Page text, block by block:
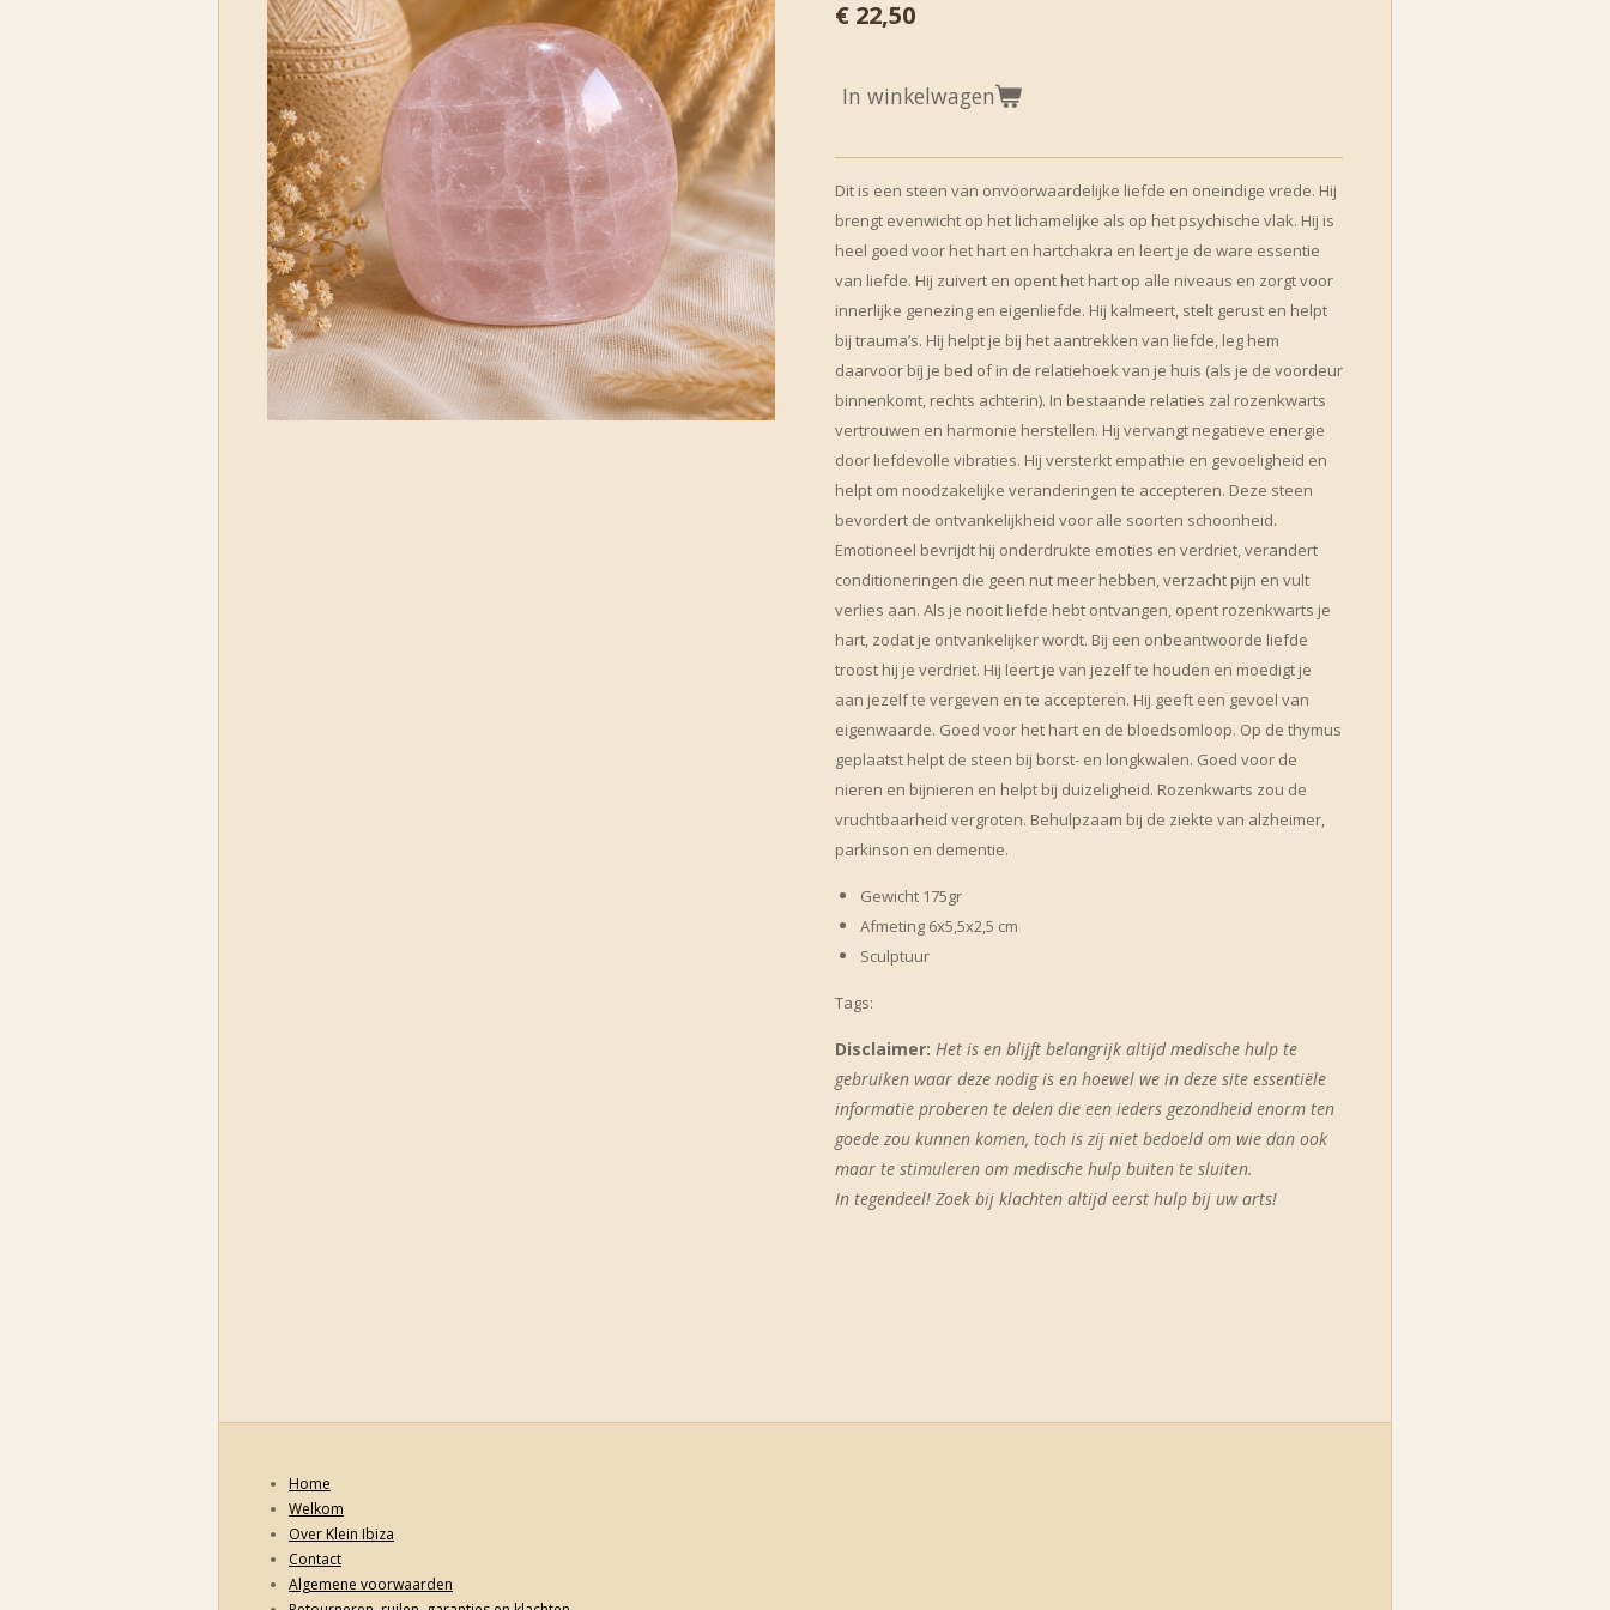
€ 22,50
In winkelwagen
Dit is een steen van onvoorwaardelijke liefde en oneindige vrede. Hij
brengt evenwicht op het lichamelijke als op het psychische vlak. Hij is
heel goed voor het hart en hartchakra en leert je de ware essentie
van liefde. Hij zuivert en opent het hart op alle niveaus en zorgt voor
innerlijke genezing en eigenliefde. Hij kalmeert, stelt gerust en helpt
bij trauma’s. Hij helpt je bij het aantrekken van liefde, leg hem
daarvoor bij je bed of in de relatiehoek van je huis (als je de voordeur
binnenkomt, rechts achterin). In bestaande relaties zal rozenkwarts
vertrouwen en harmonie herstellen. Hij vervangt negatieve energie
door liefdevolle vibraties. Hij versterkt empathie en gevoeligheid en
helpt om noodzakelijke veranderingen te accepteren. Deze steen
bevordert de ontvankelijkheid voor alle soorten schoonheid.
Emotioneel bevrijdt hij onderdrukte emoties en verdriet, verandert
conditioneringen die geen nut meer hebben, verzacht pijn en vult
verlies aan. Als je nooit liefde hebt ontvangen, opent rozenkwarts je
hart, zodat je ontvankelijker wordt. Bij een onbeantwoorde liefde
troost hij je verdriet. Hij leert je van jezelf te houden en moedigt je
aan jezelf te vergeven en te accepteren. Hij geeft een gevoel van
eigenwaarde. Goed voor het hart en de bloedsomloop. Op de thymus
geplaatst helpt de steen bij borst- en longkwalen. Goed voor de
nieren en bijnieren en helpt bij duizeligheid. Rozenkwarts zou de
vruchtbaarheid vergroten. Behulpzaam bij de ziekte van alzheimer,
parkinson en dementie.
Gewicht 175gr
Afmeting 6x5,5x2,5 cm
Sculptuur
Tags:
Disclaimer: Het is en blijft belangrijk altijd medische hulp te
gebruiken waar deze nodig is en hoewel we in deze site essentiële
informatie proberen te delen die een ieders gezondheid enorm ten
goede zou kunnen komen, toch is zij niet bedoeld om wie dan ook
maar te stimuleren om medische hulp buiten te sluiten.
In tegendeel! Zoek bij klachten altijd eerst hulp bij uw arts!
Home
Welkom
Over Klein Ibiza
Contact
Algemene voorwaarden